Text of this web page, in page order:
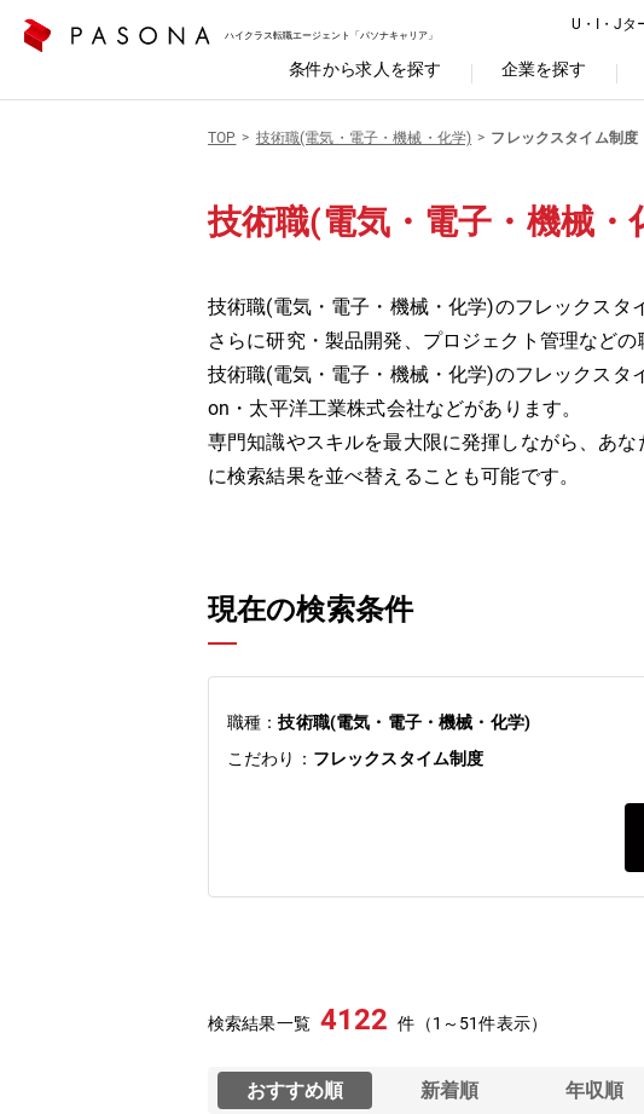
ハイクラス転職エージェント「パソナキャリア」
U・I・Jタ
条件から求人を探す 企業を探す
TOP 技術職(電気・電子・機械・化学) フレックスタイム制度
技術職(電気・電子・機械
技術職(電気・電子・機械・化学)のフレックスタ
さらに研究・製品開発、プロジェクト管理など
技術職(電気・電子・機械・化学)のフレックスタ
on・太平洋工業株式会社などがあります。
専門知識やスキルを最大限に発揮しながら、あ
に検索結果を並べ替えることも可能です。
現在の検索条件
職種：技術職(電気・電子・機械・化学)
こだわり： フレックスタイム制度
検索結果一覧 4122 件（1～51件表示）
おすすめ順 新着順 年収順